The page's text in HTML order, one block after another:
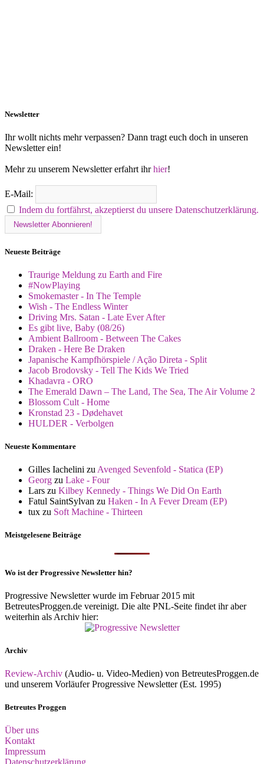
Newsletter
Ihr wollt nichts mehr verpassen? Dann tragt euch doch in unseren
Newsletter ein!
Mehr zu unserem Newsletter erfahrt ihrhier!
E-Mail:
Indem du fortfährst, akzeptierst du unsere Datenschutzerklärung.
Neueste Beiträge
Traurige Meldung zu Earth and Fire
#NowPlaying
Smokemaster - In The Temple
Wish - The Endless Winter
Driving Mrs. Satan - Late Ever After
Es gibt live, Baby (08/26)
Ambient Ballroom - Between The Cakes
Draken - Here Be Draken
Japanische Kampfhörspiele / Ação Direta - Split
Jacob Brodovsky - Tell The Kids We Tried
Khadavra - ORO
The Emerald Dawn – The Land, The Sea, The Air Volume 2
Blossom Cult - Home
Kronstad 23 - Dødehavet
HULDER - Verbolgen
Neueste Kommentare
Gilles Iachelini zu Avenged Sevenfold - Statica (EP)
Georg zu Lake - Four
Lars zu Kilbey Kennedy - Things We Did On Earth
Fatul SaintSylvan zu Haken - In A Fever Dream (EP)
tux zu Soft Machine - Thirteen
Meistgelesene Beiträge
Wo ist der Progressive Newsletter hin?
Progressive Newsletter wurde im Februar 2015 mit
BetreutesProggen.de vereinigt. Die alte PNL-Seite findet ihr aber
weiterhin als Archiv hier:
Archiv
Review-Archiv (Audio- u. Video-Medien) von BetreutesProggen.de
und unserem Vorläufer Progressive Newsletter (Est. 1995)
Betreutes Proggen
Über uns
Kontakt
Impressum